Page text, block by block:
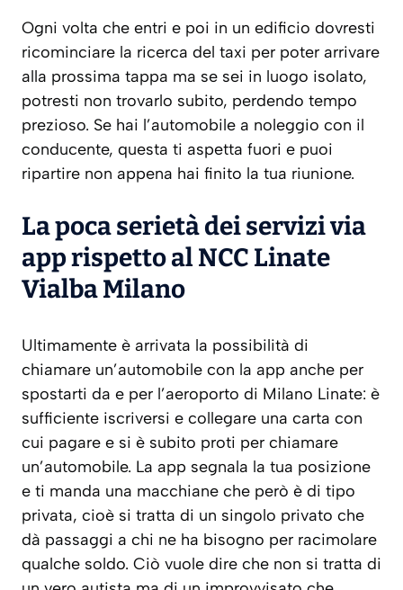
Ogni volta che entri e poi in un edificio dovresti
ricominciare la ricerca del taxi per poter arrivare
alla prossima tappa ma se sei in luogo isolato,
potresti non trovarlo subito, perdendo tempo
prezioso. Se hai l’automobile a noleggio con il
conducente, questa ti aspetta fuori e puoi
ripartire non appena hai finito la tua riunione.
La poca serietà dei servizi via
app rispetto al NCC Linate
Vialba Milano
Ultimamente è arrivata la possibilità di
chiamare un’automobile con la app anche per
spostarti da e per l’aeroporto di Milano Linate: è
sufficiente iscriversi e collegare una carta con
cui pagare e si è subito proti per chiamare
un’automobile. La app segnala la tua posizione
e ti manda una macchiane che però è di tipo
privata, cioè si tratta di un singolo privato che
dà passaggi a chi ne ha bisogno per racimolare
qualche soldo. Ciò vuole dire che non si tratta di